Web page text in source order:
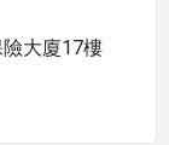
大廈17樓